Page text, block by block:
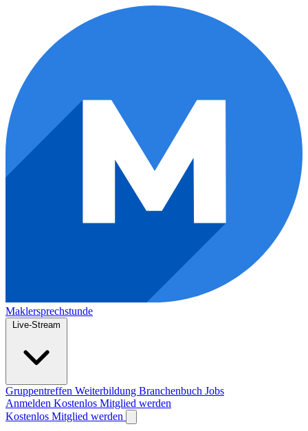
Maklersprechstunde
Live-Stream
Gruppentreffen Weiterbildung Branchenbuch Jobs
Anmelden Kostenlos Mitglied werden
Kostenlos Mitglied werden